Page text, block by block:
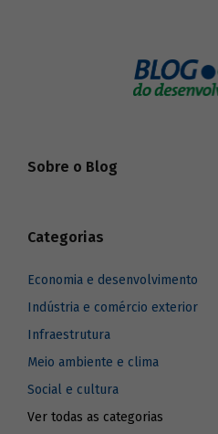
Sobre o Blog
Categorias
Economia e desenvolvimento
Indústria e comércio exterior
Infraestrutura
Meio ambiente e clima
Social e cultura
Ver todas as categorias